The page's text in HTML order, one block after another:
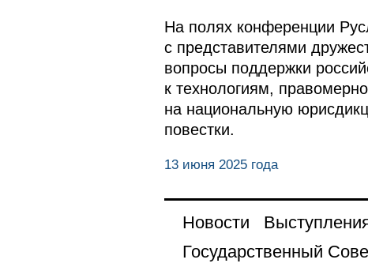
На полях конференции
с представителями
вопросы поддержки
к технологиям,
на национальную
повестки.
13 июня 2025 года
Новости
Государственный